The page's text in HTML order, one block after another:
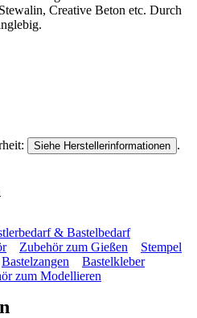
Creative Beton etc. Durch
Siehe Herstellerinformationen .
& Bastelbedarf
Zubehör zum Gießen
Stempel
Bastelzangen
Bastelkleber
zum Modellieren